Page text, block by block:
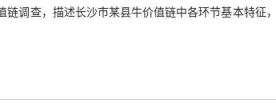
调查，描述长沙市某县牛价值链中各环节基本特征